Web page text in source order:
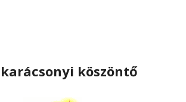
karácsonyi köszöntő